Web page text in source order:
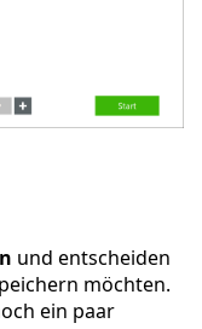
und entscheiden
möchten.
ein paar